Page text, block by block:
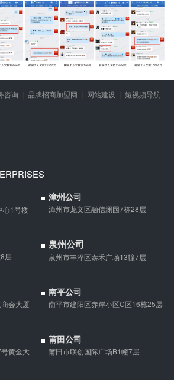
咨询 品牌招商加盟网 网站建设
短视频导航
心1号楼
漳州公司
漳州市龙文区融信澜园7栋28层
层
泉州公司
泉州市丰泽区泰禾广场13幢7层
会大厦
南平公司
南平市建阳区赤岸小区C区16栋25层
黄金大
莆田公司
莆田市联创国际广场B1幢7层